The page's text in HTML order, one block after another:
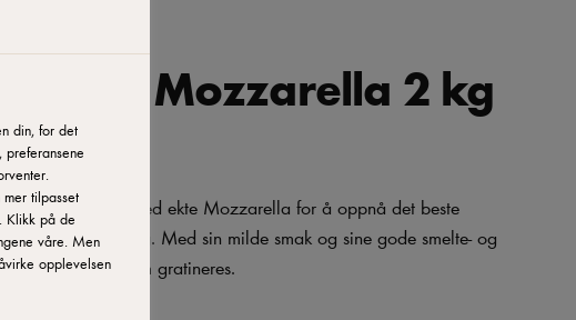
med Mozzarella 2 kg
og blandet med ekte Mozzarella for å oppnå det beste
Pizzatopping. Med sin milde smak og sine gode smelte- og
ovnsretter som gratineres.
din, for det
tilpasset
Klikk på de
våre. Men
opplevelsen